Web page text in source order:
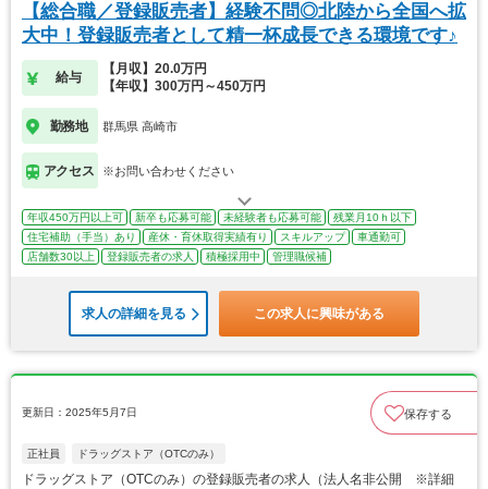
【総合職／登録販売者】経験不問◎北陸から全国へ拡
大中！登録販売者として精一杯成長できる環境です♪
給与
【月収】20.0万円
【年収】300万円～450万円
勤務地 群馬県 高崎市
アクセス ※お問い合わせください
年収450万円以上可 新卒も応募可能 未経験者も応募可能
残業月10ｈ以下
住宅補助（手当）あり
産休・育休取得実績有り スキルアップ
車通勤可
店舗数30以上
登録販売者の求人 積極採用中 管理職候補
求人の詳細を見る この求人に興味がある
更新日：2025年5月7日 保存する
正社員 ドラッグストア（OTCのみ）
ドラッグストア（OTCのみ）の登録販売者の求人（法人名非公開 ※詳細